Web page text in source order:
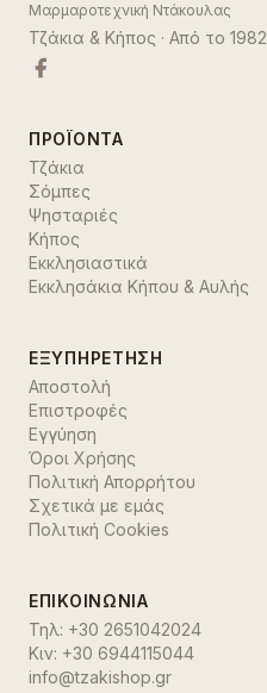
Μαρμαροτεχνική Ντάκουλας
Τζάκια & Κήπος · Από το 1982
ΠΡΟΪΌΝΤΑ
Τζάκια
Σόμπες
Ψησταριές
Κήπος
Εκκλησιαστικά
Εκκλησάκια Κήπου & Αυλής
ΕΞΥΠΗΡΈΤΗΣΗ
Αποστολή
Επιστροφές
Εγγύηση
Όροι Χρήσης
Πολιτική Απορρήτου
Σχετικά με εμάς
Πολιτική Cookies
ΕΠΙΚΟΙΝΩΝΊΑ
Τηλ: +30 2651042024
Κιν: +30 6944115044
info@tzakishop.gr